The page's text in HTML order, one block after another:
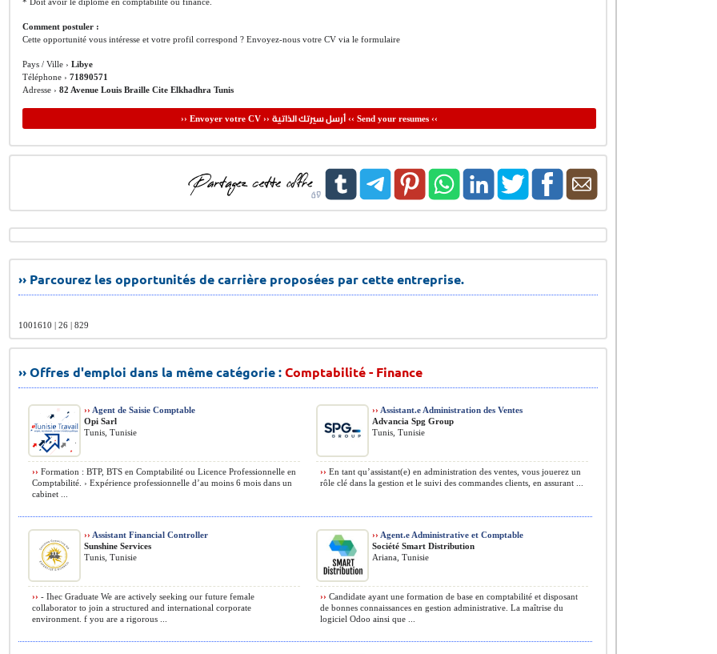
Comment postuler :
Cette opportunité vous intéresse et votre profil correspond ? Envoyez-nous votre CV via le formulaire
Pays / Ville › Libye
Téléphone › 71890571
Adresse › 82 Avenue Louis Braille Cite Elkhadhra Tunis
›› Envoyer votre CV ›› أرسل سيرتك الذاتية‹‹ Send your resumes ‹‹
›› Parcourez les opportunités de carrière proposées par cette entreprise.
1001610 | 26 | 829
›› Offres d'emploi dans la même catégorie :Comptabilité - Finance
›› Agent de Saisie Comptable
Opi Sarl
Tunis, Tunisie
›› Formation : BTP, BTS en Comptabilité ou Licence Professionnelle en
Comptabilité. › Expérience professionnelle d’au moins 6 mois dans un
cabinet ...
›› Assistant.e Administration des Ventes
Advancia Spg Group
Tunis, Tunisie
›› En tant qu’assistant(e) en administration des ventes, vous jouerez un
rôle clé dans la gestion et le suivi des commandes clients, en assurant ...
›› Assistant Financial Controller
Sunshine Services
Tunis, Tunisie
›› - Ihec Graduate We are actively seeking our future female
collaborator to join a structured and international corporate
environment. f you are a rigorous ...
›› Agent.e Administrative et Comptable
Société Smart Distribution
Ariana, Tunisie
›› Candidate ayant une formation de base en comptabilité et disposant
de bonnes connaissances en gestion administrative. La maîtrise du
logiciel Odoo ainsi que ...